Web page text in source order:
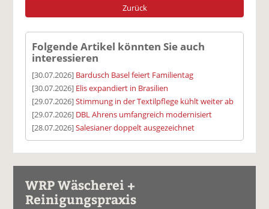
Zurück
Folgende Artikel könnten Sie auch
interessieren
[30.07.2026] Bardusch Basel feiert Familientag
[30.07.2026] Elis expandiert in Brasilien
[29.07.2026]Stimmung in der Textilpflege kühlt weiter ab
[29.07.2026] DBL Ahrens umfangreich modernisiert
[28.07.2026]Salesianer doppelt ausgezeichnet
WRP Wäscherei +
Reinigungspraxis